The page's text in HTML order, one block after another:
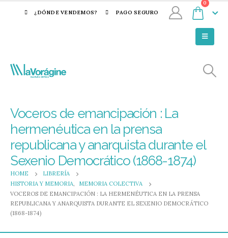
¿DÓNDE VENDEMOS? PAGO SEGURO
0
Voceros de emancipación : La
hermenéutica en la prensa
republicana y anarquista durante el
Sexenio Democrático (1868-1874)
HOME
LIBRERÍA
HISTORIA Y MEMORIA,
MEMORIA COLECTIVA
VOCEROS DE EMANCIPACIÓN : LA HERMENÉUTICA EN LA PRENSA
REPUBLICANA Y ANARQUISTA DURANTE EL SEXENIO DEMOCRÁTICO
(1868-1874)